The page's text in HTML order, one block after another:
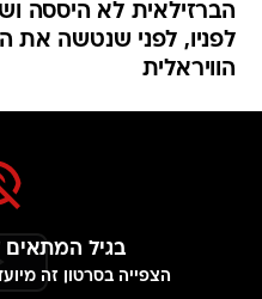
הברזילאית לא היססה
לפניו, לפני שנטשה את
הוויראלית
בגיל המתאים
הצפייה בסרטון זה מיועדת